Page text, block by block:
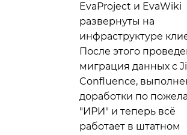
EvaProject и EvaWiki
развернуты на
инфраструктуре
После этого
миграция данных с
Confluence,
доработки по
"ИРИ" и теперь всё
работает в штатном